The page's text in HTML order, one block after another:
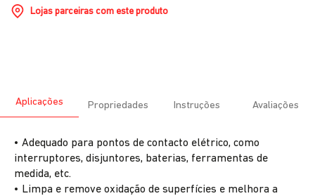
Lojas parceiras com este produto
Aplicações Propriedades Instruções Avaliações
• Adequado para pontos de contacto elétrico, como
interruptores, disjuntores, baterias, ferramentas de
medida, etc.
• Limpa e remove oxidação de superfícies e melhora a